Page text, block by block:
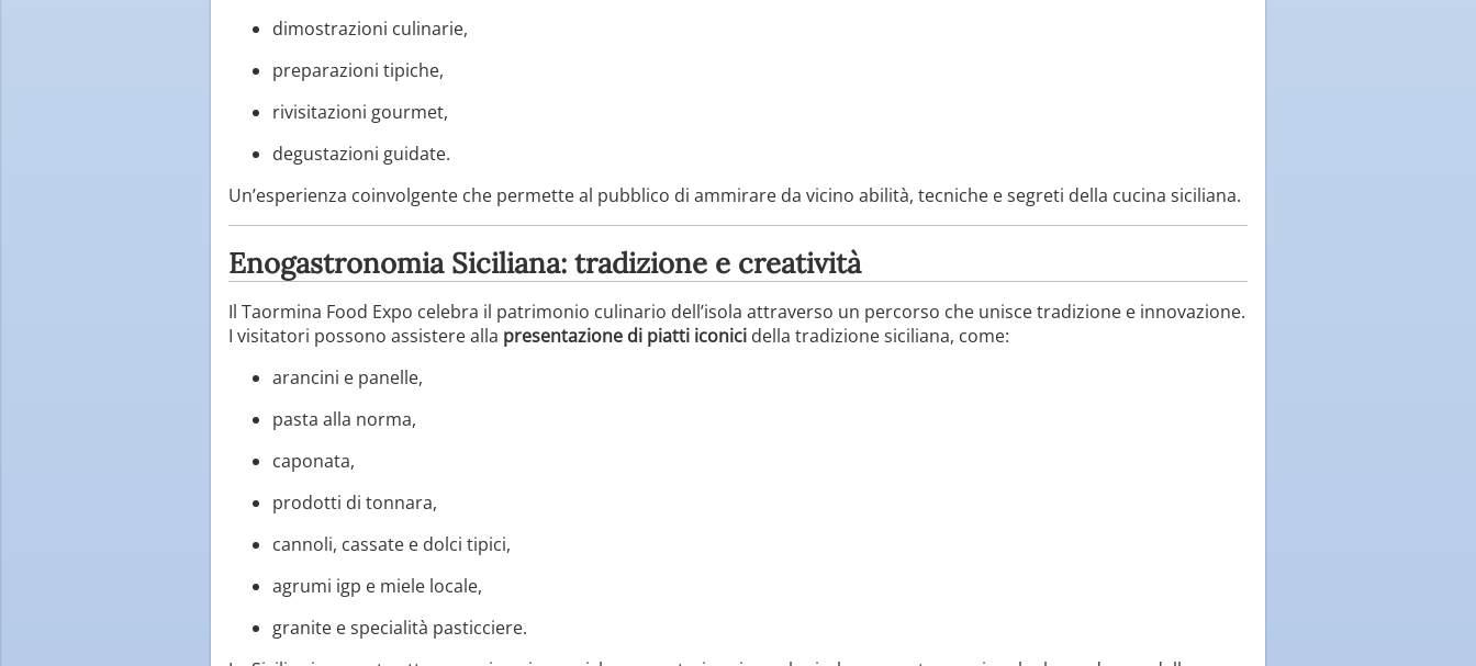
dimostrazioni culinarie,
preparazioni tipiche,
rivisitazioni gourmet,
degustazioni guidate.
Un’esperienza coinvolgente che permette al pubblico di ammirare da vicino abilità, tecniche e segreti della cucina siciliana.
Enogastronomia Siciliana: tradizione e creatività
Il Taormina Food Expo celebra il patrimonio culinario dell’isola attraverso un percorso che unisce tradizione e innovazione.
I visitatori possono assistere alla presentazione di piatti iconici della tradizione siciliana, come:
arancini e panelle,
pasta alla norma,
caponata,
prodotti di tonnara,
cannoli, cassate e dolci tipici,
agrumi igp e miele locale,
granite e specialità pasticciere.